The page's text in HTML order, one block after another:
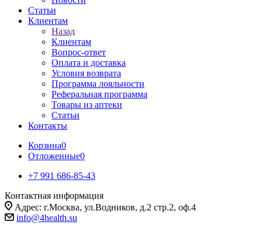
Статьи
Клиентам
Назад
Клиентам
Вопрос-ответ
Оплата и доставка
Условия возврата
Программа лояльности
Реферальная программа
Товары из аптеки
Статьи
Контакты
Корзина0
Отложенные0
+7 991 686-85-43
Контактная информация
Адрес: г.Москва, ул.Водников, д.2 стр.2, оф.4
info@4health.su